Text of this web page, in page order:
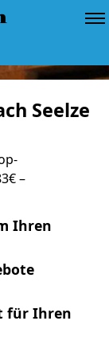
Seelze
–
Ihren
für Ihren